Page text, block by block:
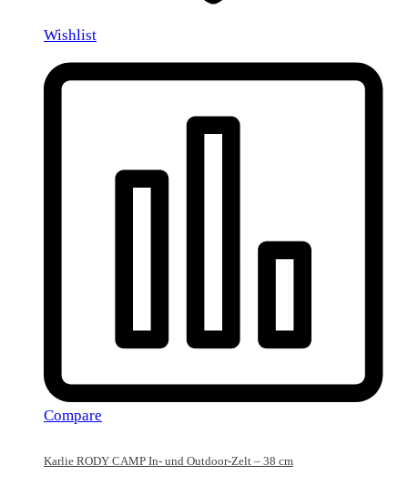
Wishlist
Compare
Karlie RODY CAMP In- und Outdoor-Zelt – 38 cm